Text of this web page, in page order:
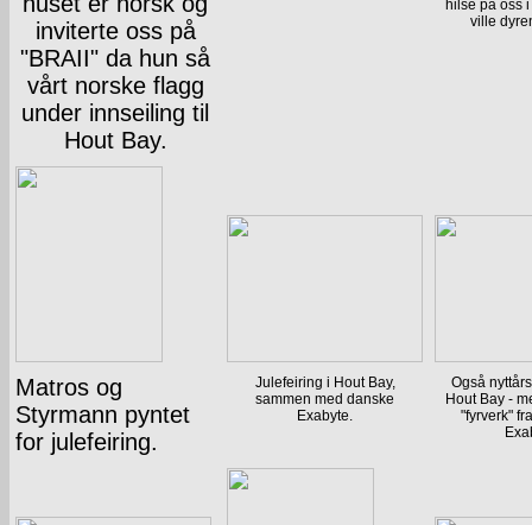
inviterte oss på
"BRAII" da hun så
vårt norske flagg
under innseiling til
Hout Bay.
hilse på oss
ville
Matros og
Styrmann pyntet
for julefeiring.
Julefeiring i Hout Bay,
sammen med danske
Exabyte.
Også
Hout Bay -
"fyrverk"